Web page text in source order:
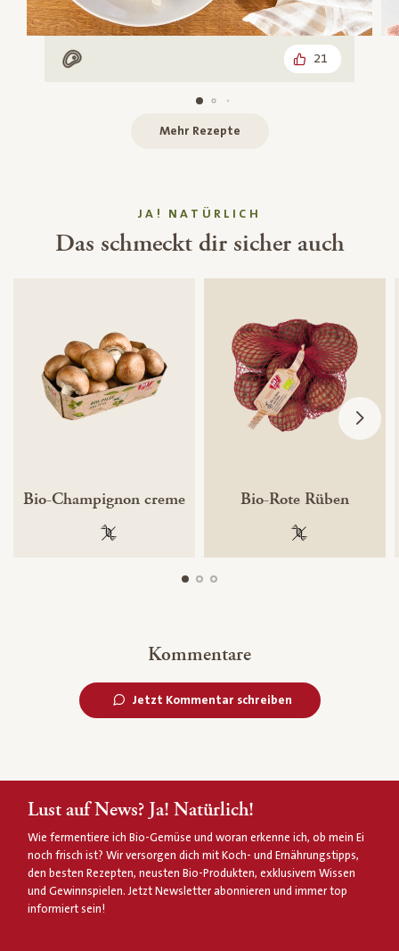
Mit Fleisch 21
Mehr Rezepte
JA! NATÜRLICH
Das schmeckt dir sicher auch
Bio-Champignon creme
100 % gentechnikfrei
Bio-Rote Rüben
100 %
Kommentare
Jetzt Kommentar schreiben
Lust auf News? Ja! Natürlich!
Wie fermentiere ich Bio-Gemüse und woran erkenne ich, ob mein Ei
noch frisch ist? Wir versorgen dich mit Koch- und Ernährungstipps,
den besten Rezepten, neusten Bio-Produkten, exklusivem Wissen
und Gewinnspielen. Jetzt Newsletter abonnieren und immer top
informiert sein!